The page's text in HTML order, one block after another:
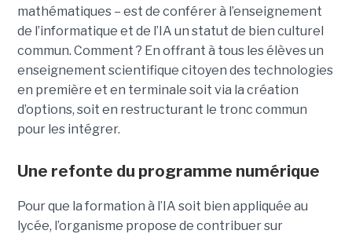
mathématiques – est de conférer à l’enseignement
de l’informatique et de l’IA un statut de bien culturel
commun. Comment ? En offrant à tous les élèves un
enseignement scientifique citoyen des technologies
en première et en terminale soit via la création
d’options, soit en restructurant le tronc commun
pour les intégrer.
Une refonte du programme numérique
Pour que la formation à l’IA soit bien appliquée au
lycée, l’organisme propose de contribuer sur